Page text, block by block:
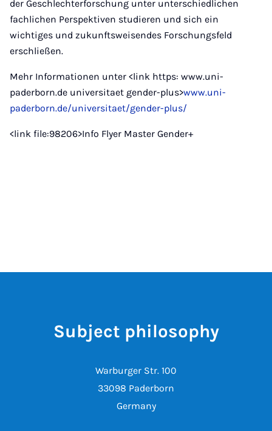
der Geschlechterforschung unter unterschiedlichen
fachlichen Perspektiven studieren und sich ein
wichtiges und zukunftsweisendes Forschungsfeld
erschließen.
Mehr Informationen unter <link https: www.uni-
paderborn.de universitaet gender-plus>www.uni-
paderborn.de/universitaet/gender-plus/
<link file:98206>Info Flyer Master Gender+
Subject philosophy
Warburger Str. 100
33098 Paderborn
Germany